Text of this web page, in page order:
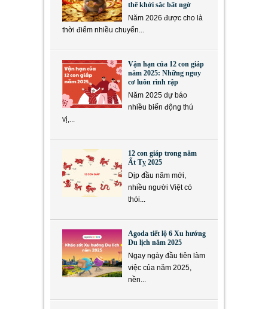
thể khởi sắc bất ngờ
Năm 2026 được cho là
thời điểm nhiều chuyển...
Vận hạn của 12 con giáp
năm 2025: Những nguy
cơ luôn rình rập
Năm 2025 dự báo
nhiều biến động thú
vị,...
12 con giáp trong năm
Ất Tỵ 2025
Dịp đầu năm mới,
nhiều người Việt có
thói...
Agoda tiết lộ 6 Xu hướng
Du lịch năm 2025
Ngay ngày đầu tiên làm
việc của năm 2025,
nền...